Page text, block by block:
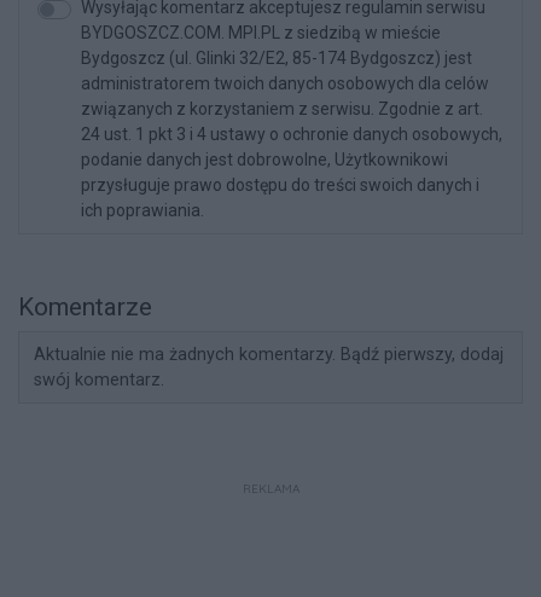
Wysyłając komentarz akceptujesz regulamin serwisu
BYDGOSZCZ.COM. MPI.PL z siedzibą w mieście
Bydgoszcz (ul. Glinki 32/E2, 85-174 Bydgoszcz) jest
administratorem twoich danych osobowych dla celów
związanych z korzystaniem z serwisu. Zgodnie z art.
24 ust. 1 pkt 3 i 4 ustawy o ochronie danych osobowych,
podanie danych jest dobrowolne, Użytkownikowi
przysługuje prawo dostępu do treści swoich danych i
ich poprawiania.
Komentarze
Aktualnie nie ma żadnych komentarzy. Bądź pierwszy, dodaj
swój komentarz.
REKLAMA